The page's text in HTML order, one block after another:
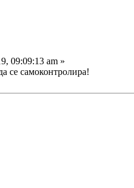
09:09:13 am »
се самоконтролира!